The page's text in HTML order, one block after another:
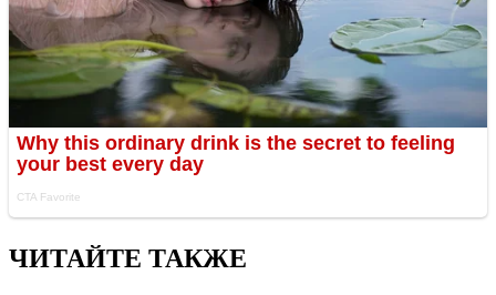
ЧИТАЙТЕ ТАКЖЕ